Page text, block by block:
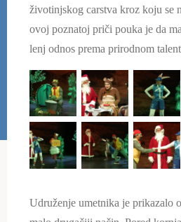
životinjskog carstva kroz koju se
ovoj poznatoj priči pouka je da
lenj odnos prema prirodnom
Udruženje umetnika je prikazalo